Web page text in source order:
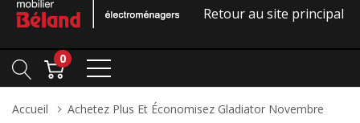
Retour au site principal
0
Accueil Achetez Plus Et Économisez Gladiator Novembre